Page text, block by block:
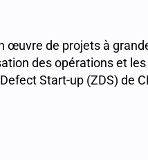
œuvre de projets à
des opérations et
Start-up (ZDS) de